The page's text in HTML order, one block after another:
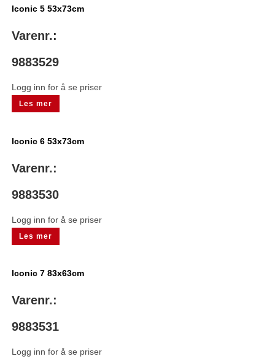
Iconic 5 53x73cm
Varenr.:
9883529
Logg inn for å se priser
Les mer
Iconic 6 53x73cm
Varenr.:
9883530
Logg inn for å se priser
Les mer
Iconic 7 83x63cm
Varenr.:
9883531
Logg inn for å se priser